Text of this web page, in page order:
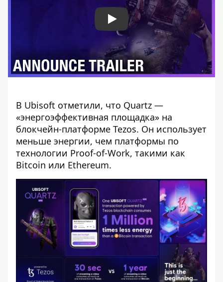
Play
В Ubisoft отметили, что Quartz —
«энергоэффективная площадка» на
блокчейн-платформе Tezos. Он использует
меньше энергии, чем платформы по
технологии Proof-of-Work, такими как
Bitcoin или Ethereum.